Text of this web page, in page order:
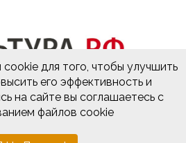
и поддержкаsevline.com
для того, чтобы улучшить
его эффективность и
на сайте вы соглашаетесь с
файлов cookie